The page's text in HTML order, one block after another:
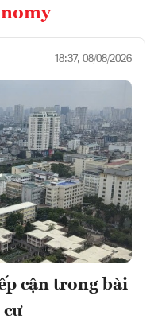
18:37, 08/08/2026
cận trong bài
cư